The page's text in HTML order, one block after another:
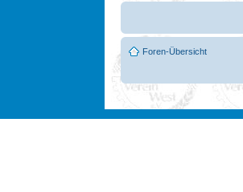
Foren-Übersicht